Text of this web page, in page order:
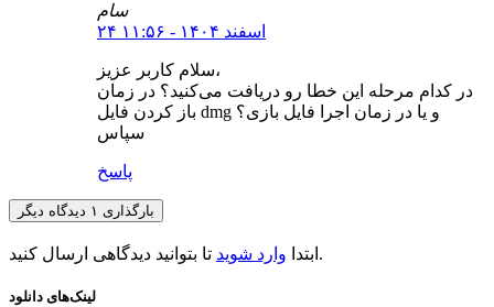
سام
۲۴ اسفند ۱۴۰۴ - ۱۱:۵۶
سلام کاربر عزیز،
در کدام مرحله این خطا رو دریافت می‌کنید؟ در زمان
باز کردن فایل dmg و یا در زمان اجرا فایل بازی؟
سپاس
پاسخ
بارگذاری ۱ دیدگاه دیگر
ابتدا وارد شوید تا بتوانید دیدگاهی ارسال کنید.
لینک‌های دانلود